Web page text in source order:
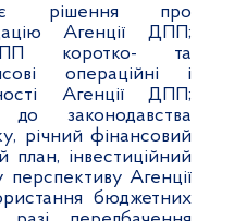
рішення про
Агенції ДПП;
коротко- та
операційні і
Агенції ДПП;
до законодавства
річний фінансовий
план, інвестиційний
Агенції
бюджетних